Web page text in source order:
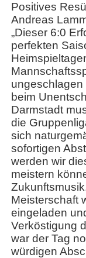
Positives
Andreas
„Dieser 6:0
perfekten
ungeschlagen
beim
Darmstadt
die
sich
sofortigen
werden wir
meistern
Meisterschaft
eingeladen
Verköstigung
war der Tag
würdigen